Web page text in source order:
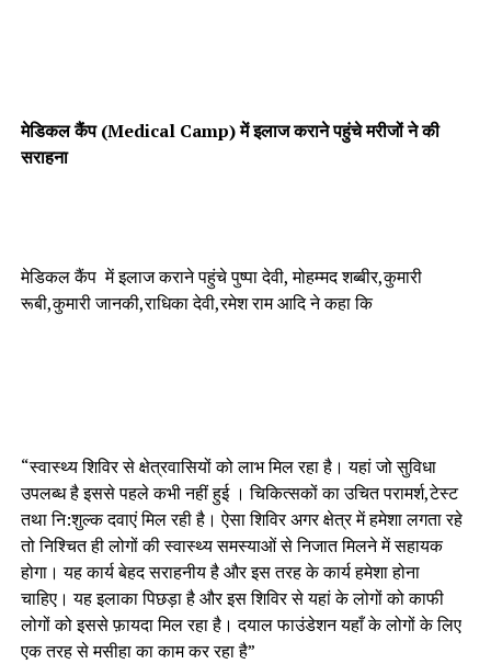
मेडिकल कैंप (Medical Camp) में इलाज कराने पहुंचे मरीजों‌ ने की
सराहना
मेडिकल कैंप में इलाज कराने पहुंचे पुष्पा देवी, मोहम्मद शब्बीर,कुमारी
रूबी,कुमारी जानकी,राधिका देवी,रमेश राम आदि ने कहा कि
“स्वास्थ्य शिविर से क्षेत्रवासियों को लाभ मिल रहा है। यहां जो सुविधा
उपलब्ध है इससे पहले कभी नहीं हुई । चिकित्सकों का उचित परामर्श,टेस्ट
तथा नि:शुल्क दवाएं मिल रही है। ऐसा शिविर अगर क्षेत्र में हमेशा लगता रहे
तो निश्चित ही लोगों की स्वास्थ्य समस्याओं से निजात मिलने में सहायक
होगा। यह कार्य बेहद सराहनीय है और इस तरह के कार्य हमेशा होना
चाहिए। यह इलाका पिछड़ा है और इस शिविर से यहां के लोगों को काफी
लोगों को इससे फ़ायदा मिल रहा है। दयाल फाउंडेशन यहाँ के लोगों के लिए
एक तरह से मसीहा का काम कर रहा है”